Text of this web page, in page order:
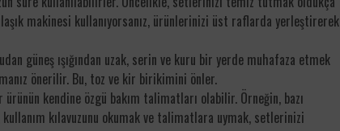
makinesi kullanıyorsanız, ürünlerinizi üst raflarda yerleştirerek
güneş ışığından uzak, serin ve kuru bir yerde muhafaza etmek
önerilir. Bu, toz ve kir birikimini önler.
kendine özgü bakım talimatları olabilir. Örneğin, bazı
kılavuzunu okumak ve talimatlara uymak, setlerinizi